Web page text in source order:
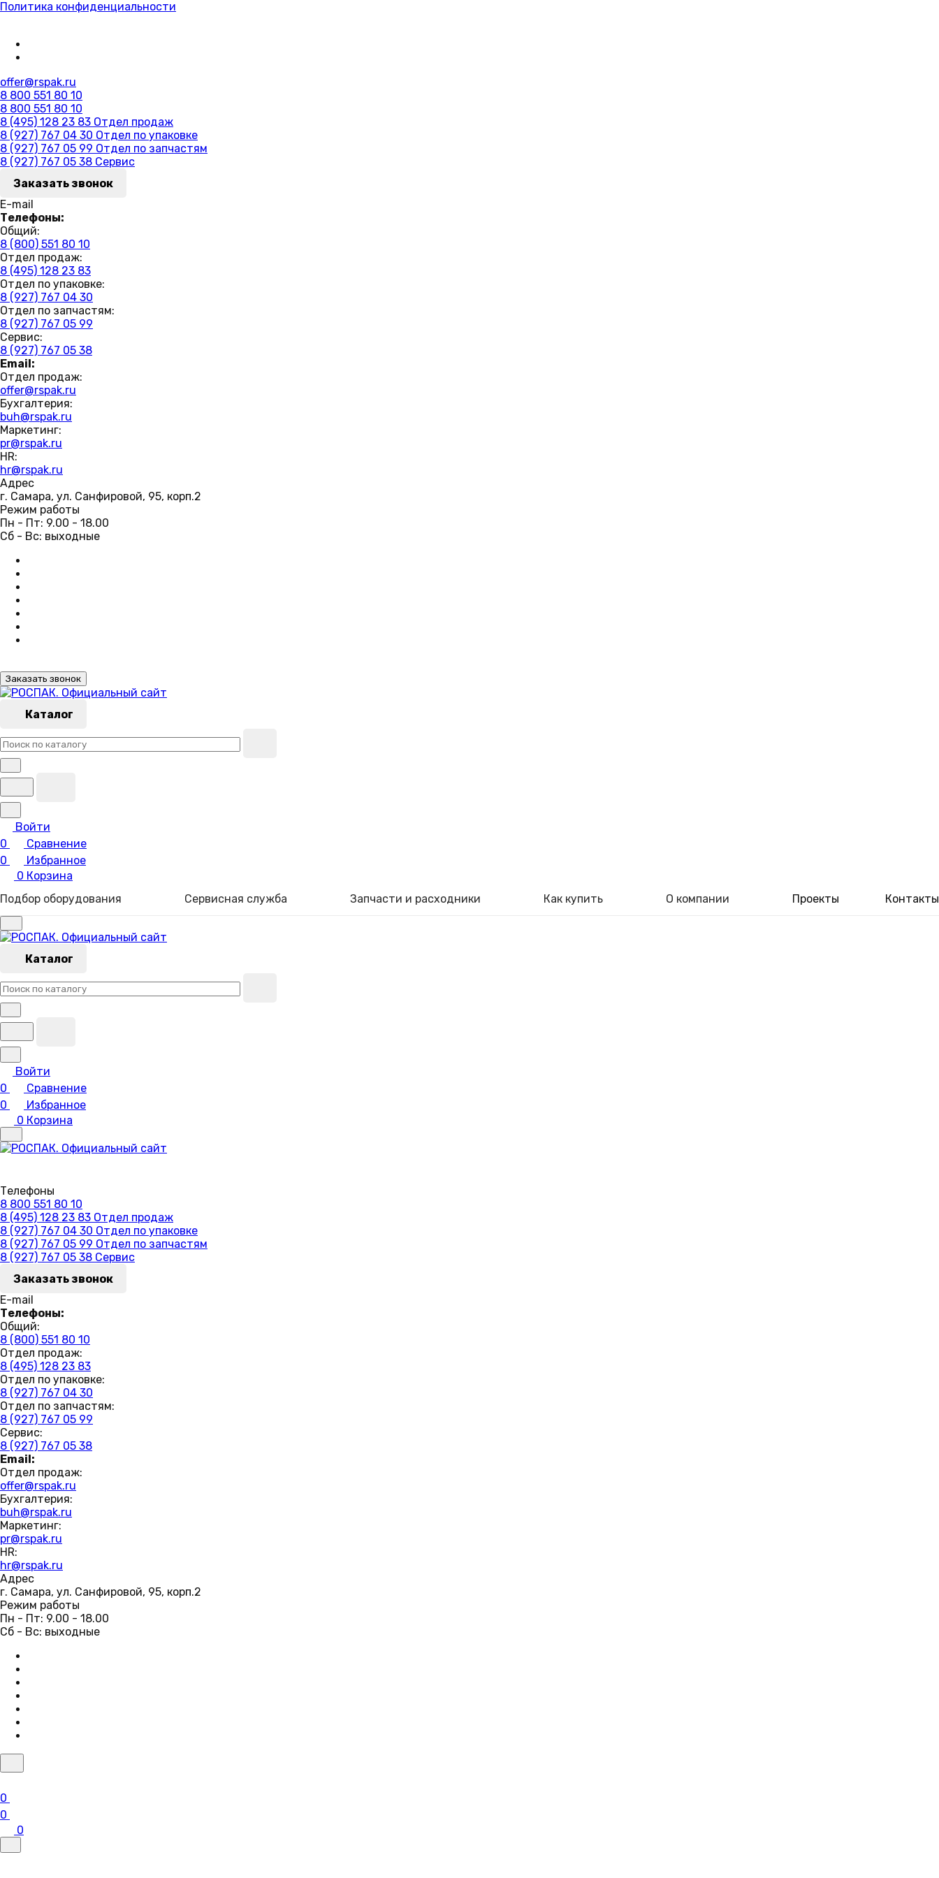
Политика конфиденциальности
offer@rspak.ru
8 800 551 80 10
8 800 551 80 10
8 (495) 128 23 83 Отдел продаж
8 (927) 767 04 30 Отдел по упаковке
8 (927) 767 05 99 Отдел по запчастям
8 (927) 767 05 38 Сервис
Заказать звонок
E-mail
Телефоны:
Общий:
8 (800) 551 80 10
Отдел продаж:
8 (495) 128 23 83
Отдел по упаковке:
8 (927) 767 04 30
Отдел по запчастям:
8 (927) 767 05 99
Сервис:
8 (927) 767 05 38
Email:
Отдел продаж:
offer@rspak.ru
Бухгалтерия:
buh@rspak.ru
Маркетинг:
pr@rspak.ru
HR:
hr@rspak.ru
Адрес
г. Самара, ул. Санфировой, 95, корп.2
Режим работы
Пн - Пт: 9.00 - 18.00
Сб - Вс: выходные
Заказать звонок
Каталог
Войти
0
Сравнение
0
Избранное
0 Корзина
Подбор оборудования
Сервисная служба Запчасти и расходники Как купить О компании Проекты Контакты
Каталог
Войти
0
Сравнение
0
Избранное
0 Корзина
Телефоны
8 800 551 80 10
8 (495) 128 23 83 Отдел продаж
8 (927) 767 04 30 Отдел по упаковке
8 (927) 767 05 99 Отдел по запчастям
8 (927) 767 05 38 Сервис
Заказать звонок
E-mail
Телефоны:
Общий:
8 (800) 551 80 10
Отдел продаж:
8 (495) 128 23 83
Отдел по упаковке:
8 (927) 767 04 30
Отдел по запчастям:
8 (927) 767 05 99
Сервис:
8 (927) 767 05 38
Email:
Отдел продаж:
offer@rspak.ru
Бухгалтерия:
buh@rspak.ru
Маркетинг:
pr@rspak.ru
HR:
hr@rspak.ru
Адрес
г. Самара, ул. Санфировой, 95, корп.2
Режим работы
Пн - Пт: 9.00 - 18.00
Сб - Вс: выходные
0
0
0